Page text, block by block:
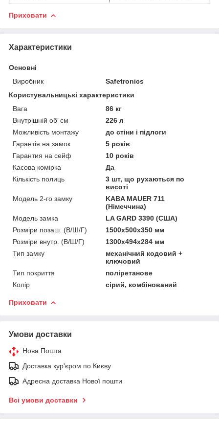
Приховати
Характеристики
Основні
Виробник
Safetronics
Користувальницькі характеристики
Вага
86 кг
Внутрішній об’ єм
226 л
Можливість монтажу
до стіни і підлоги
Гарантія на замок
5 років
Гарантия на сейф
10 років
Касова комірка
Да
Кількість полиць
3 шт, що рухаються по
висоті
Модель 2-го замку
KABA MAUER 711
(Німеччина)
Модель замка
LA GARD 3390 (США)
Розміри позаш. (В/Ш/Г)
1500x500x350 мм
Розміри внутр. (В/Ш/Г)
1300x494x284 мм
Тип замку
механічний кодовий +
ключовий
Тип покриття
поліретанове
Колір
сірий, комбінований
Приховати
Умови доставки
Нова Пошта
Доставка кур'єром по Києву
Адресна доставка Нової пошти
Всі умови доставки